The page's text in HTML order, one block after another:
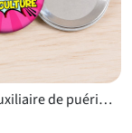
Badge Auxiliaire de puériculture